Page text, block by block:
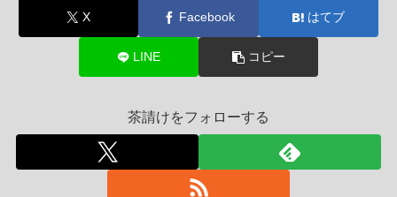
X Facebook はてブ
LINE コピー
茶請けをフォローする